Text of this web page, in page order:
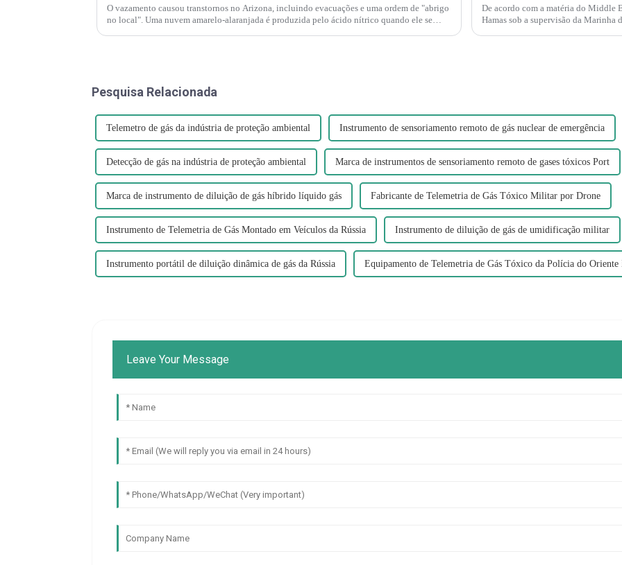
O vazamento causou transtornos no Arizona, incluindo evacuações e uma ordem de "abrigo
no local". Uma nuvem amarelo-alaranjada é produzida pelo ácido nítrico quando ele se
De acordo com a matéria do Middle
Hamas sob a supervisão da Marinha
Pesquisa Relacionada
Telemetro de gás da indústria de proteção ambiental Instrumento de sensoriamento remoto de gás nuclear de emergência
Detecção de gás na indústria de proteção ambiental Marca de instrumentos de sensoriamento remoto de gases tóxicos Port
Marca de instrumento de diluição de gás híbrido líquido gás Fabricante de Telemetria de Gás Tóxico Militar por Drone
Instrumento de Telemetria de Gás Montado em Veículos da Rússia Instrumento de diluição de gás de umidificação militar
Instrumento portátil de diluição dinâmica de gás da Rússia Equipamento de Telemetria de Gás Tóxico da Polícia do Oriente
Leave Your Message